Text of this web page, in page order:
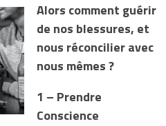
Alors comment guérir
de nos blessures, et
nous réconcilier avec
nous mêmes ?
1 – Prendre
Conscience